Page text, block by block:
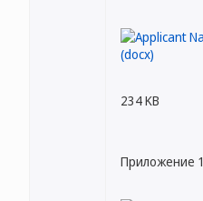
234 KB
Приложение 1